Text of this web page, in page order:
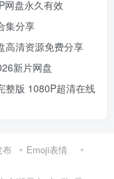
网盘永久有效
集分享
高清资源免费分享
新片网盘
整版 1080P超清在线
布
Emoji表情